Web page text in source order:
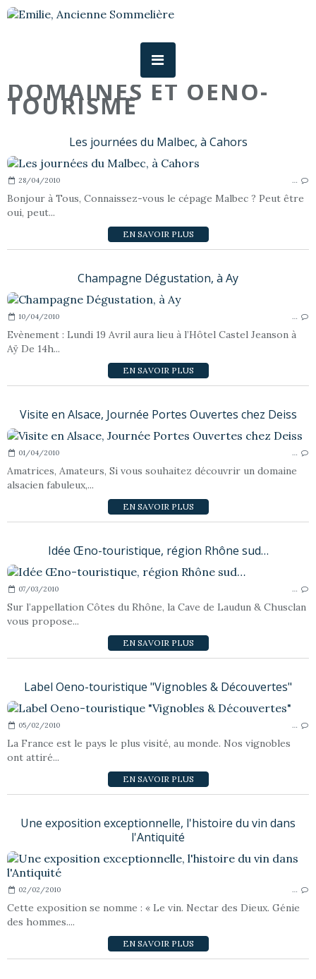
DOMAINES ET OENO-
TOURISME
Les journées du Malbec, à Cahors
28/04/2010 …
Bonjour à Tous, Connaissez-vous le cépage Malbec ? Peut être
oui, peut...
EN SAVOIR PLUS
Champagne Dégustation, à Ay
10/04/2010 …
Evènement : Lundi 19 Avril aura lieu à l’Hôtel Castel Jeanson à
Aÿ De 14h...
EN SAVOIR PLUS
Visite en Alsace, Journée Portes Ouvertes chez Deiss
01/04/2010 …
Amatrices, Amateurs, Si vous souhaitez découvrir un domaine
alsacien fabuleux,...
EN SAVOIR PLUS
Idée Œno-touristique, région Rhône sud…
07/03/2010 …
Sur l’appellation Côtes du Rhône, la Cave de Laudun & Chusclan
vous propose...
EN SAVOIR PLUS
Label Oeno-touristique "Vignobles & Découvertes"
05/02/2010 …
La France est le pays le plus visité, au monde. Nos vignobles
ont attiré...
EN SAVOIR PLUS
Une exposition exceptionnelle, l'histoire du vin dans
l'Antiquité
02/02/2010 …
Cette exposition se nomme : « Le vin. Nectar des Dieux. Génie
des hommes....
EN SAVOIR PLUS